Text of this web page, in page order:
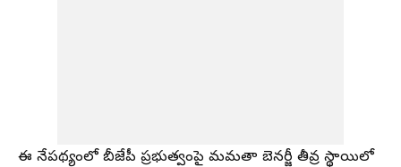
ఈ నేపథ్యంలో బీజేపీ ప్రభుత్వంపై మమతా బెనర్జీ తీవ్ర స్థాయిలో